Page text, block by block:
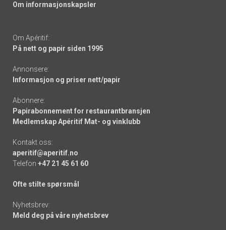
Om informasjonskapsler
Om Apéritif:
På nett og papir siden 1995
Annonsere:
Informasjon og priser nett/papir
Abonnere:
Papirabonnement for restaurantbransjen
Medlemskap Apéritif Mat- og vinklubb
Kontakt oss:
aperitif@aperitif.no
Telefon +47 21 45 61 60
Ofte stilte spørsmål
Nyhetsbrev:
Meld deg på våre nyhetsbrev